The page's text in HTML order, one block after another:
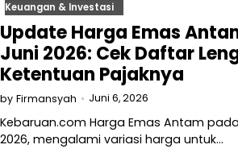
Keuangan & Investasi
Update Harga Emas
Juni 2026: Cek Daftar
Ketentuan Pajaknya
by Firmansyah Juni 6, 2026
Kebaruan.com Harga Emas Antam
2026, mengalami variasi harga untuk…